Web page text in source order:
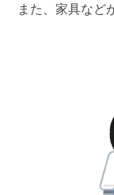
また、家具など